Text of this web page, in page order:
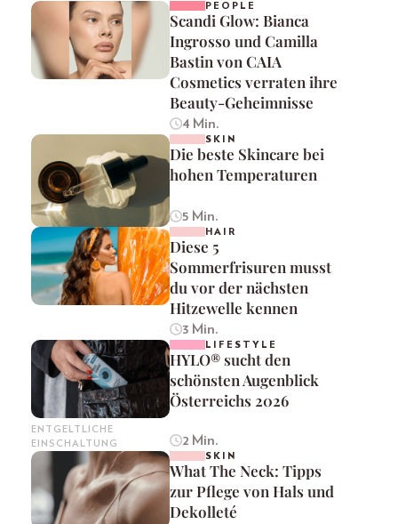
PEOPLE
Scandi Glow: Bianca
Ingrosso und Camilla
Bastin von CAIA
Cosmetics verraten ihre
Beauty-Geheimnisse
4 Min.
SKIN
Die beste Skincare bei
hohen Temperaturen
5 Min.
HAIR
Diese 5
Sommerfrisuren musst
du vor der nächsten
Hitzewelle kennen
3 Min.
ENTGELTLICHE
EINSCHALTUNG
LIFESTYLE
HYLO® sucht den
schönsten Augenblick
Österreichs 2026
2 Min.
SKIN
What The Neck: Tipps
zur Pflege von Hals und
Dekolleté